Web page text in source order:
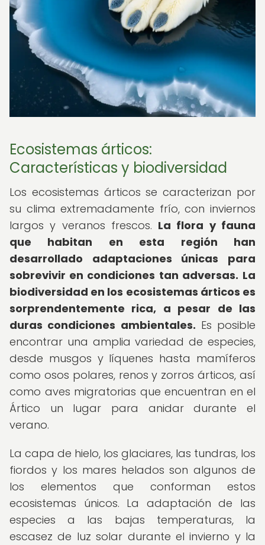
Ecosistemas árticos:
Características y biodiversidad
Los ecosistemas árticos se caracterizan por
su clima extremadamente frío, con inviernos
largos y veranos frescos. La flora y fauna
que habitan en esta región han
desarrollado adaptaciones únicas para
sobrevivir en condiciones tan adversas. La
biodiversidad en los ecosistemas árticos es
sorprendentemente rica, a pesar de las
duras condiciones ambientales. Es posible
encontrar una amplia variedad de especies,
desde musgos y líquenes hasta mamíferos
como osos polares, renos y zorros árticos, así
como aves migratorias que encuentran en el
Ártico un lugar para anidar durante el
verano.
La capa de hielo, los glaciares, las tundras, los
fiordos y los mares helados son algunos de
los elementos que conforman estos
ecosistemas únicos. La adaptación de las
especies a las bajas temperaturas, la
escasez de luz solar durante el invierno y la